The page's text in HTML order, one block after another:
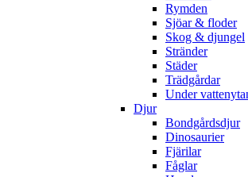
Rymden
Sjöar & floder
Skog & djungel
Stränder
Städer
Trädgårdar
Under
Djur
Bondgårdsdjur
Dinosaurier
Fjärilar
Fåglar